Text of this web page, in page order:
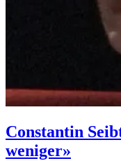
Constantin
weniger»